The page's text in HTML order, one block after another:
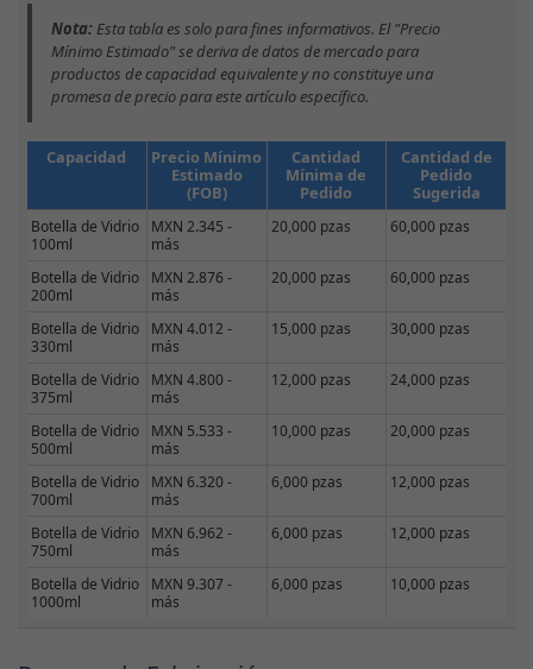
Nota:Esta tabla es solo para fines informativos. El "Precio
Mínimo Estimado" se deriva de datos de mercado para
productos de capacidad equivalente y no constituye una
promesa de precio para este artículo específico.
Capacidad
Precio Mínimo
Estimado
(FOB)
Cantidad
Mínima de
Pedido
Cantidad de
Pedido
Sugerida
Botella de Vidrio
100ml
MXN 2.345 -
más
20,000 pzas 60,000 pzas
Botella de Vidrio
200ml
MXN 2.876 -
más
20,000 pzas 60,000 pzas
Botella de Vidrio
330ml
MXN 4.012 -
más
15,000 pzas 30,000 pzas
Botella de Vidrio
375ml
MXN 4.800 -
más
12,000 pzas 24,000 pzas
Botella de Vidrio
500ml
MXN 5.533 -
más
10,000 pzas 20,000 pzas
Botella de Vidrio
700ml
MXN 6.320 -
más
6,000 pzas 12,000 pzas
Botella de Vidrio
750ml
MXN 6.962 -
más
6,000 pzas 12,000 pzas
Botella de Vidrio
1000ml
MXN 9.307 -
más
6,000 pzas 10,000 pzas